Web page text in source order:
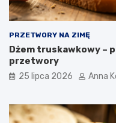
PRZETWORY NA ZIMĘ
Dżem truskawkowy –
przetwory
25 lipca 2026 Anna